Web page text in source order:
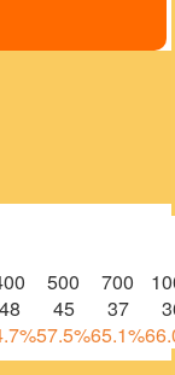
500 700
48 45 37
57.5%65.1%